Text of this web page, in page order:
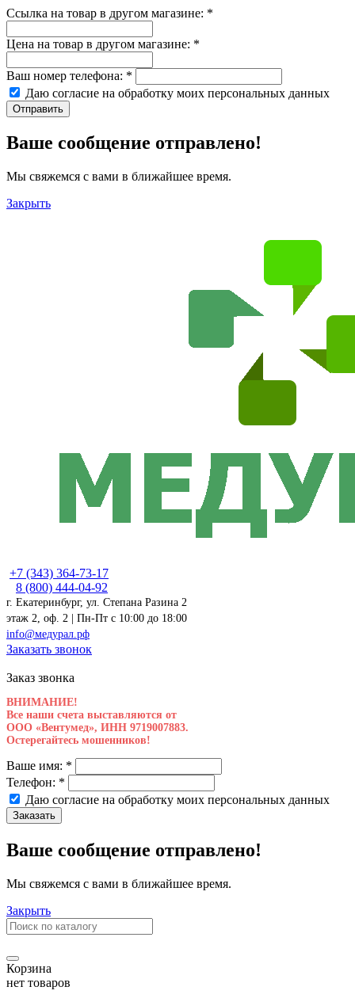
Ссылка на товар в другом магазине: *
Цена на товар в другом магазине: *
Ваш номер телефона: *
Даю согласие на обработку моих персональных данных
Отправить
Ваше сообщение отправлено!
Мы свяжемся с вами в ближайшее время.
Закрыть
+7 (343) 364-73-17
8 (800) 444-04-92
г. Екатеринбург, ул. Степана Разина 2
этаж 2, оф. 2 | Пн-Пт c 10:00 до 18:00
info@медурал.рф
Заказать звонок
Заказ звонка
ВНИМАНИЕ!
Все наши счета выставляются от
ООО «Вентумед», ИНН 9719007883.
Остерегайтесь мошенников!
Ваше имя: *
Телефон: *
Даю согласие на обработку моих персональных данных
Заказать
Ваше сообщение отправлено!
Мы свяжемся с вами в ближайшее время.
Закрыть
Корзина
нет товаров